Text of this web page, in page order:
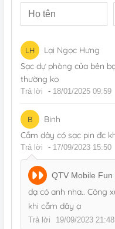
LH
Lại Ngọc Hưng
Sạc dự phòng của bên
thường ko
Trả lời - 18/01/2025 09:59
B
Binh
Cắm dây có sạc pin đc
Trả lời - 17/09/2023 15:50
QTV Mobile Fun
dạ có anh nha.. Công
khi cắm dây ạ
Trả lời 19/09/2023 21:48